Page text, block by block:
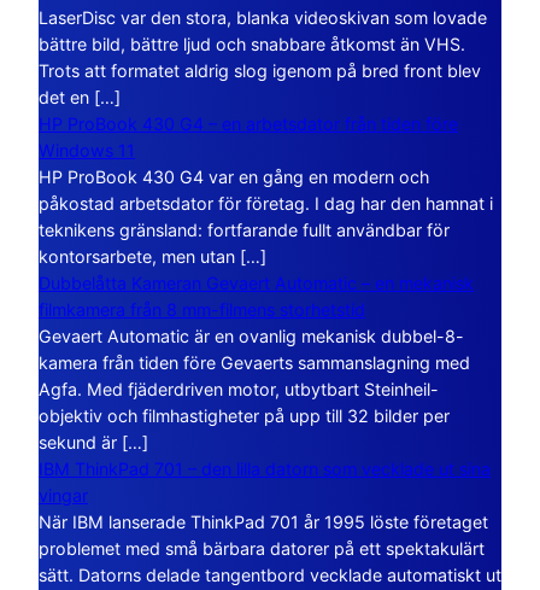
LaserDisc var den stora, blanka videoskivan som lovade
bättre bild, bättre ljud och snabbare åtkomst än VHS.
Trots att formatet aldrig slog igenom på bred front blev
det en […]
HP ProBook 430 G4 – en arbetsdator från tiden före
Windows 11
HP ProBook 430 G4 var en gång en modern och
påkostad arbetsdator för företag. I dag har den hamnat i
teknikens gränsland: fortfarande fullt användbar för
kontorsarbete, men utan […]
Dubbelåtta Kameran Gevaert Automatic – en mekanisk
filmkamera från 8 mm-filmens storhetstid
Gevaert Automatic är en ovanlig mekanisk dubbel-8-
kamera från tiden före Gevaerts sammanslagning med
Agfa. Med fjäderdriven motor, utbytbart Steinheil-
objektiv och filmhastigheter på upp till 32 bilder per
sekund är […]
IBM ThinkPad 701 – den lilla datorn som vecklade ut sina
vingar
När IBM lanserade ThinkPad 701 år 1995 löste företaget
problemet med små bärbara datorer på ett spektakulärt
sätt. Datorns delade tangentbord vecklade automatiskt ut